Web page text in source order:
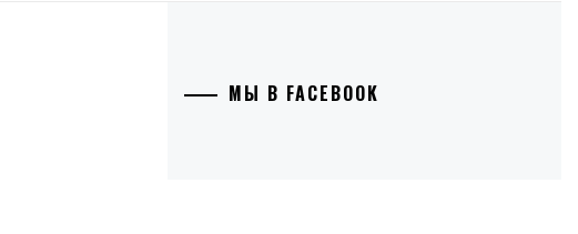
МЫ В FACEBOOK